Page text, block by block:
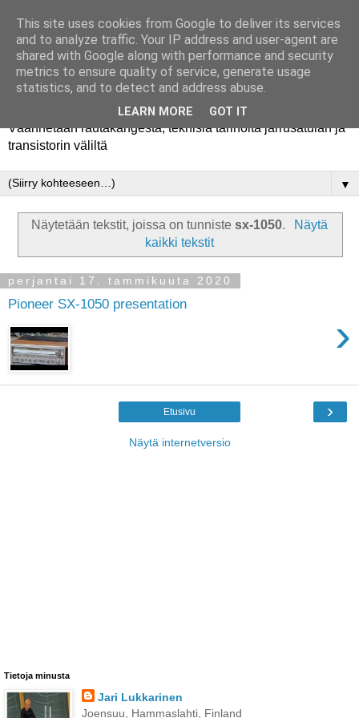
Rautakanki
Väännetään rautakangesta, teknisiä tarinoita jarrusatulan ja
transistorin väliltä
▼
Näytetään tekstit, joissa on tunnistesx-1050.
Näytä
kaikki tekstit
perjantai 17. tammikuuta 2020
Pioneer SX-1050 presentation
›
›
Etusivu
Näytä internetversio
Tietoja minusta
Jari Lukkarinen
Joensuu, Hammaslahti, Finland
This site uses cookies from Google to deliver its services
and to analyze traffic. Your IP address and user-agent are
shared with Google along with performance and security
metrics to ensure quality of service, generate usage
statistics, and to detect and address abuse.
LEARN MORE GOT IT